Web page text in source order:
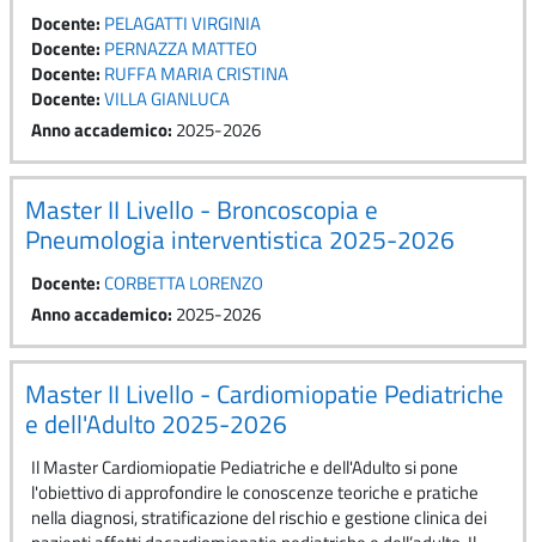
Docente: PELAGATTI VIRGINIA
Docente: PERNAZZA MATTEO
Docente: RUFFA MARIA CRISTINA
Docente:VILLA GIANLUCA
Anno accademico: 2025-2026
Master II Livello - Broncoscopia e
Pneumologia interventistica 2025-2026
Docente:CORBETTA LORENZO
Anno accademico: 2025-2026
Master II Livello - Cardiomiopatie Pediatriche
e dell'Adulto 2025-2026
Il Master Cardiomiopatie Pediatriche e dell'Adulto si pone
l'obiettivo di approfondire le conoscenze teoriche e pratiche
nella diagnosi, stratificazione del rischio e gestione clinica dei